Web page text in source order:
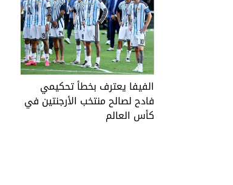
الفيفا يعترف بخطأ تحكيمي
فادح لصالح منتخب الأرجنتين في
كأس العالم